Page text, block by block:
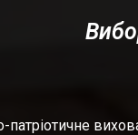
патріотичне